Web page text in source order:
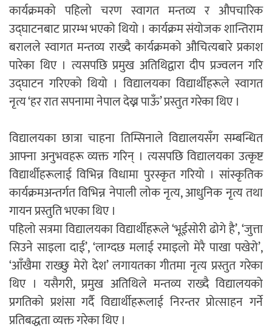
कार्यक्रमको पहिलो चरण स्वागत मन्तव्य र औपचारिक
उद्घाटनबाट प्रारम्भ भएको थियो । कार्यक्रम संयोजक शान्तिराम
बरालले स्वागत मन्तव्य राख्दै कार्यक्रमको औचित्यबारे प्रकाश
पारेका थिए । त्यसपछि प्रमुख अतिथिद्वारा दीप प्रज्वलन गरि
उद्घाटन गरिएको थियो । विद्यालयका विद्यार्थीहरूले स्वागत
नृत्य ‘हर रात सपनामा नेपाल देख्न पाऊँ’ प्रस्तुत गरेका थिए ।
विद्यालयका छात्रा चाहना तिम्सिनाले विद्यालयसँग सम्बन्धित
आफ्ना अनुभवहरू व्यक्त गरिन् । त्यसपछि विद्यालयका उत्कृष्ट
विद्यार्थीहरूलाई विभिन्न विधामा पुरस्कृत गरियो । सांस्कृतिक
कार्यक्रमअन्तर्गत विभिन्न नेपाली लोक नृत्य, आधुनिक नृत्य तथा
गायन प्रस्तुति भएका थिए ।
पहिलो सत्रमा विद्यालयका विद्यार्थीहरूले ‘भूईसोरी ढोगे है’, ‘जुत्ता
सिउने साइला दाई’, ‘लाग्दछ मलाई रमाइलो मेरै पाखा पखेरो’,
‘आँखैमा राख्छु मेरो देश’ लगायतका गीतमा नृत्य प्रस्तुत गरेका
थिए । यसैगरी, प्रमुख अतिथिले मन्तव्य राख्दै विद्यालयको
प्रगतिको प्रशंसा गर्दै विद्यार्थीहरूलाई निरन्तर प्रोत्साहन गर्ने
प्रतिबद्धता व्यक्त गरेका थिए ।